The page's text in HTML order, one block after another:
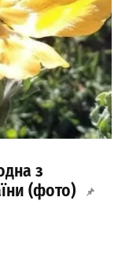
з
(фото)